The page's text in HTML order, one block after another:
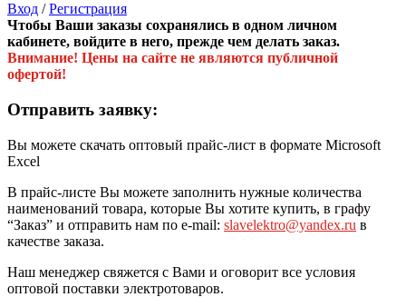
Вход /Регистрация
Чтобы Ваши заказы сохранялись в одном личном
кабинете, войдите в него, прежде чем делать заказ.
Внимание! Цены на сайте не являются публичной
офертой!
Отправить заявку:
Вы можете скачать оптовый прайс-лист в формате Microsoft
Excel
В прайс-листе Вы можете заполнить нужные количества
наименований товара, которые Вы хотите купить, в графу
“Заказ” и отправить нам по e-mail: slavelektro@yandex.ru в
качестве заказа.
Наш менеджер свяжется с Вами и оговорит все условия
оптовой поставки электротоваров.